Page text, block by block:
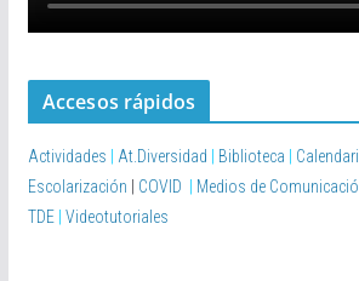
Accesos rápidos
Actividades At.Diversidad Biblioteca
Escolarización
COVID Medios de
TDE Videotutoriales